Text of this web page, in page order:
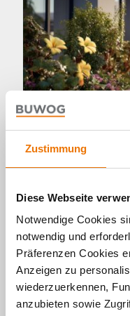
Zustimmung
Diese Webseite
Notwendige Cookies
notwendig und
Präferenzen Cookies
Anzeigen zu
wiederzuerkennen,
anzubieten sowie
Wohnen
Wohnguide:
profitieren –
für den
09. 02. 2024 von
Eine eigene